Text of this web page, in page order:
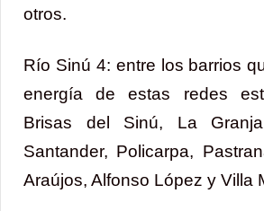
otros.
Río Sinú 4: entre los barrios
energía de estas redes
Brisas del Sinú, La
Santander, Policarpa,
Araújos, Alfonso López y Villa